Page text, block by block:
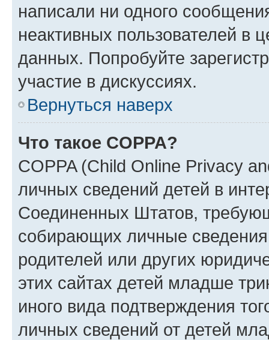
написали ни одного
неактивных пользователей в
данных. Попробуйте
участие в дискуссиях.
Вернуться наверх
Что такое COPPA?
COPPA (Child Online Privacy
личных сведений детей в
Соединенных Штатов,
собирающих личные
родителей или других
этих сайтах детей младше
иного вида подтверждения
личных сведений от детей